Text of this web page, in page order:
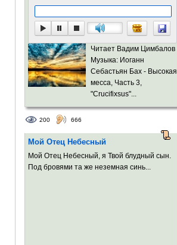
Читает Вадим Цимбалов
Музыка: Иоганн
Себастьян Бах - Высокая
месса, Часть 3,
"Crucifixsus"...
200 666
Мой Отец Небесный
Мой Отец Небесный, я Твой блудный сын.
Под бровями та же неземная синь...